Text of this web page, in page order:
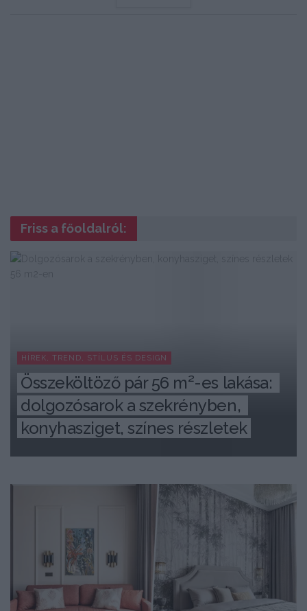
Friss a főoldalról:
HÍREK, TREND, STÍLUS ÉS DESIGN
Összeköltöző pár 56 m²-es lakása:
dolgozósarok a szekrényben,
konyhasziget, színes részletek